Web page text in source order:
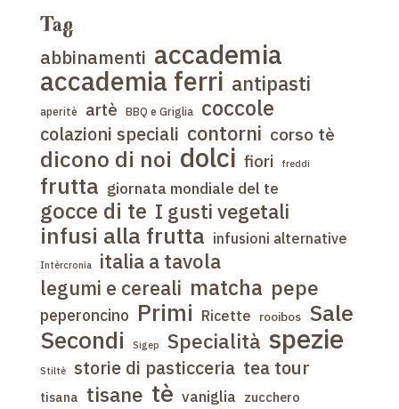
Tag
abbinamenti accademia
accademia ferri antipasti
aperitè artè BBQ e Griglia coccole
colazioni speciali contorni corso tè
dicono di noi dolci fiori freddi
frutta giornata mondiale del te
gocce di te I gusti vegetali
infusi alla frutta infusioni alternative
Intèrcronia italia a tavola
legumi e cereali matcha pepe
peperoncino Primi Ricette rooibos Sale
Secondi Sigep Specialità spezie
Stiltè storie di pasticceria tea tour
tisana tisane tè vaniglia zucchero